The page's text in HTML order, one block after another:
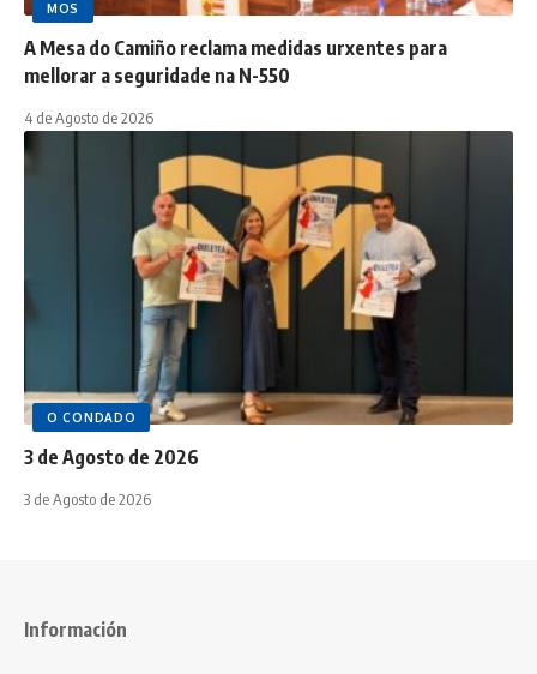
MOS
A Mesa do Camiño reclama medidas urxentes para
mellorar a seguridade na N-550
4 de Agosto de 2026
O CONDADO
3 de Agosto de 2026
3 de Agosto de 2026
Información